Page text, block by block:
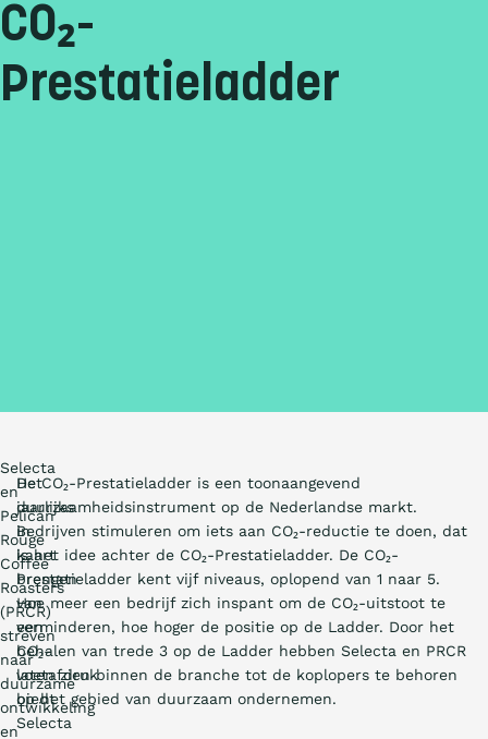
CO₂-
Prestatieladder
Selecta
en
Pelican
Rouge
Coffee
Roasters
(PRCR)
streven
naar
duurzame
ontwikkeling
en
Het
jaarlijks
in
kaart
brengen
van
een
CO₂-
voetafdruk
biedt
Selecta
De CO₂-Prestatieladder is een toonaangevend
duurzaamheidsinstrument op de Nederlandse markt.
Bedrijven stimuleren om iets aan CO₂-reductie te doen, dat
is het idee achter de CO₂-Prestatieladder. De CO₂-
Prestatieladder kent vijf niveaus, oplopend van 1 naar 5.
Hoe meer een bedrijf zich inspant om de CO₂-uitstoot te
verminderen, hoe hoger de positie op de Ladder. Door het
behalen van trede 3 op de Ladder hebben Selecta en PRCR
laten zien binnen de branche tot de koplopers te behoren
op het gebied van duurzaam ondernemen.